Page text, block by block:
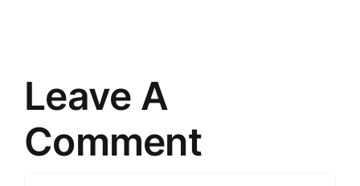
Leave A
Comment
Comment